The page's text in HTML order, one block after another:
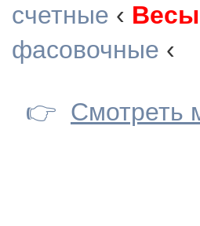
счетные ‹
фасовочные ‹
👉 Смотреть